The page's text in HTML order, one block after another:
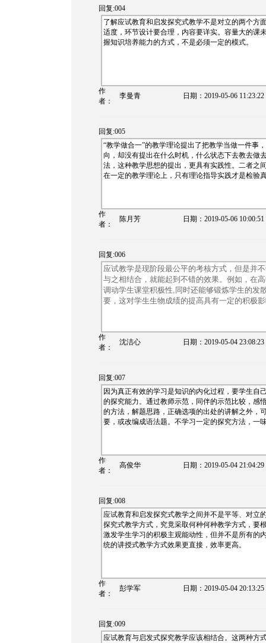
回复:004
了解应试教育和启发探究式教学不是对立的两个方
适度，环节设计要合理，内容要详实。容量大的课
握知识培养能力的方式，不是必须一定的模式。
作
者：
李曼青 日期： 2019-05-06 11:23:22
回复:005
“教学做合一”的教学理论提出了把教学当做一件事
向，却没有提出在什么时机，什么状态下去教去做
法，这种教学思想的提出，更具有实践性。二者之
在一定的教学理论上，只有理论指导实践才是检验
作
者：
陈月芳 日期： 2019-05-06 10:00:51
回复:006
应试教学是现阶段最公平的考核方式，但是并
与之相结合，就能起到不错的效果。例如， 在
调动学生课堂积极性,同时还能够锻炼学生的发
要，这对学生生物成绩的提高具有一定的积极
作
者：
沈洁心 日期： 2019-05-04 23:08:23
回复:007
因为真正有效的学习是知识的内化过程，要学生自
的探究能力。通过教师示范，同伴的示范比较，感
的方法，解题思路，正确选项的出处的讲解之外，
要，或改编成语法题。不学习一定的探究方法，一
作
者：
高俊华 日期： 2019-05-04 21:04:29
回复:008
应试教育和启发探究式教学之间并不是平等、对立
探究式教学方式，究竟采取何种何种教学方式，要
激发学生学习的积极主观能动性，但并不是所有的
统的讲授式教学方式效果更直接，效率更高。
作
者：
彭学军 日期： 2019-05-04 20:13:25
回复:009
应试教育与启发式探究教学应该相结合。这两种方